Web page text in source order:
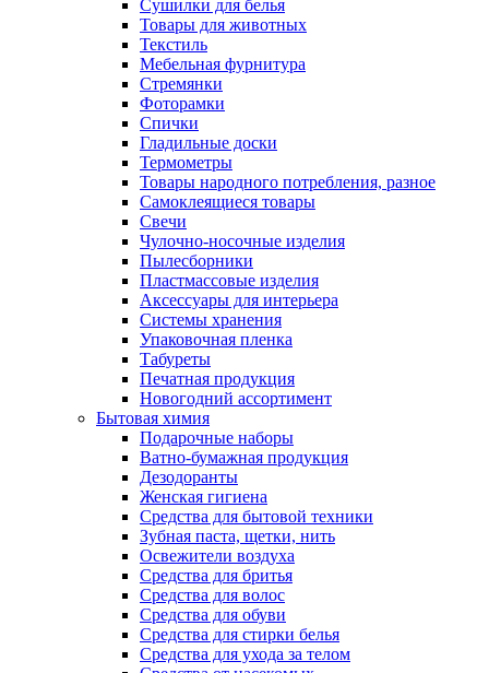
Сушилки для белья
Товары для животных
Текстиль
Мебельная фурнитура
Стремянки
Фоторамки
Спички
Гладильные доски
Термометры
Товары народного потребления, разное
Самоклеящиеся товары
Свечи
Чулочно-носочные изделия
Пылесборники
Пластмассовые изделия
Аксессуары для интерьера
Системы хранения
Упаковочная пленка
Табуреты
Печатная продукция
Новогодний ассортимент
Бытовая химия
Подарочные наборы
Ватно-бумажная продукция
Дезодоранты
Женская гигиена
Средства для бытовой техники
Зубная паста, щетки, нить
Освежители воздуха
Средства для бритья
Средства для волос
Средства для обуви
Средства для стирки белья
Средства для ухода за телом